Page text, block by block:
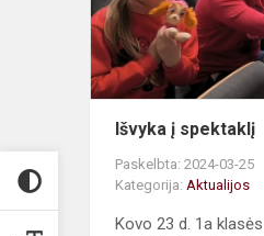
Išvyka į spektaklį
Paskelbta: 2024-03-25
Kategorija: Aktualijos
Kovo 23 d. 1a